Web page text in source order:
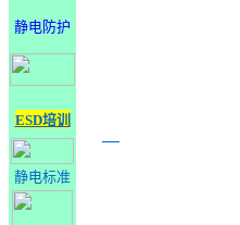
静电防护
ESD培训
静电标准